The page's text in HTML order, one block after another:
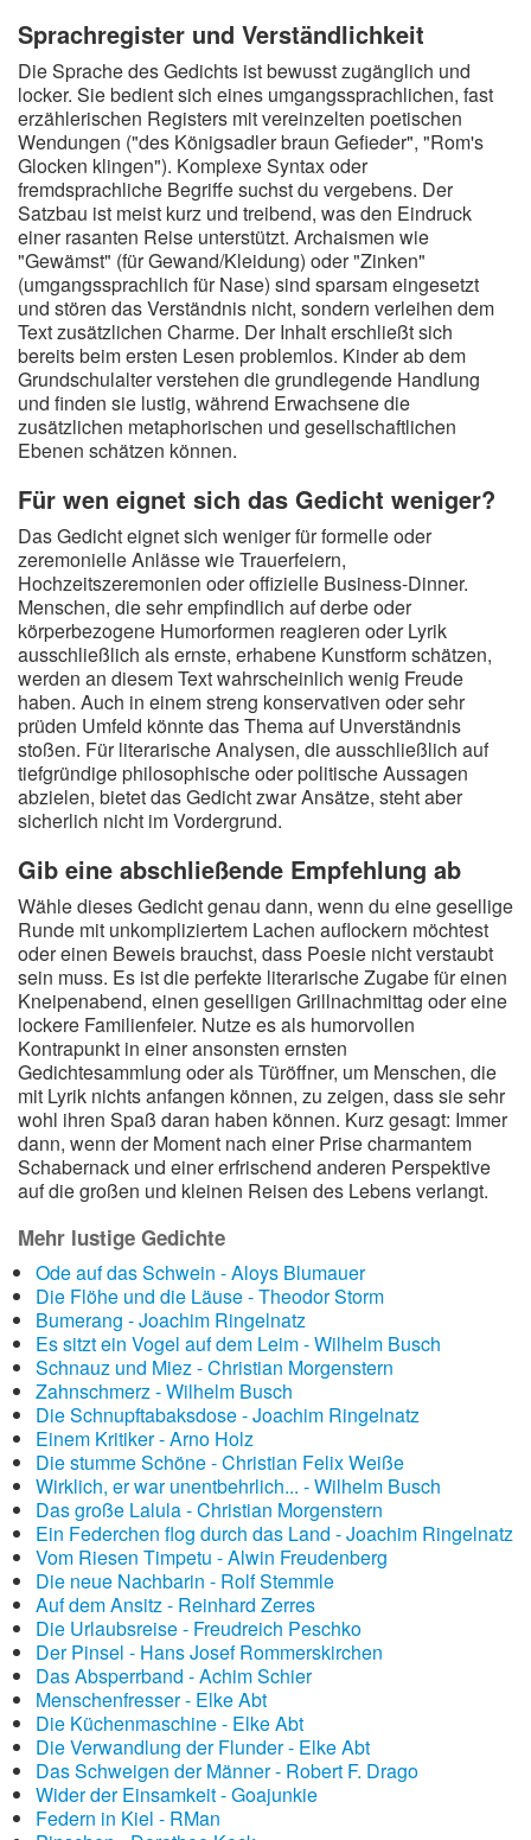
Sprachregister und Verständlichkeit
Die Sprache des Gedichts ist bewusst zugänglich und
locker. Sie bedient sich eines umgangssprachlichen, fast
erzählerischen Registers mit vereinzelten poetischen
Wendungen ("des Königsadler braun Gefieder", "Rom's
Glocken klingen"). Komplexe Syntax oder
fremdsprachliche Begriffe suchst du vergebens. Der
Satzbau ist meist kurz und treibend, was den Eindruck
einer rasanten Reise unterstützt. Archaismen wie
"Gewämst" (für Gewand/Kleidung) oder "Zinken"
(umgangssprachlich für Nase) sind sparsam eingesetzt
und stören das Verständnis nicht, sondern verleihen dem
Text zusätzlichen Charme. Der Inhalt erschließt sich
bereits beim ersten Lesen problemlos. Kinder ab dem
Grundschulalter verstehen die grundlegende Handlung
und finden sie lustig, während Erwachsene die
zusätzlichen metaphorischen und gesellschaftlichen
Ebenen schätzen können.
Für wen eignet sich das Gedicht weniger?
Das Gedicht eignet sich weniger für formelle oder
zeremonielle Anlässe wie Trauerfeiern,
Hochzeitszeremonien oder offizielle Business-Dinner.
Menschen, die sehr empfindlich auf derbe oder
körperbezogene Humorformen reagieren oder Lyrik
ausschließlich als ernste, erhabene Kunstform schätzen,
werden an diesem Text wahrscheinlich wenig Freude
haben. Auch in einem streng konservativen oder sehr
prüden Umfeld könnte das Thema auf Unverständnis
stoßen. Für literarische Analysen, die ausschließlich auf
tiefgründige philosophische oder politische Aussagen
abzielen, bietet das Gedicht zwar Ansätze, steht aber
sicherlich nicht im Vordergrund.
Gib eine abschließende Empfehlung ab
Wähle dieses Gedicht genau dann, wenn du eine gesellige
Runde mit unkompliziertem Lachen auflockern möchtest
oder einen Beweis brauchst, dass Poesie nicht verstaubt
sein muss. Es ist die perfekte literarische Zugabe für einen
Kneipenabend, einen geselligen Grillnachmittag oder eine
lockere Familienfeier. Nutze es als humorvollen
Kontrapunkt in einer ansonsten ernsten
Gedichtesammlung oder als Türöffner, um Menschen, die
mit Lyrik nichts anfangen können, zu zeigen, dass sie sehr
wohl ihren Spaß daran haben können. Kurz gesagt: Immer
dann, wenn der Moment nach einer Prise charmantem
Schabernack und einer erfrischend anderen Perspektive
auf die großen und kleinen Reisen des Lebens verlangt.
Mehr lustige Gedichte
Ode auf das Schwein - Aloys Blumauer
Die Flöhe und die Läuse - Theodor Storm
Bumerang - Joachim Ringelnatz
Es sitzt ein Vogel auf dem Leim - Wilhelm Busch
Schnauz und Miez - Christian Morgenstern
Zahnschmerz - Wilhelm Busch
Die Schnupftabaksdose - Joachim Ringelnatz
Einem Kritiker - Arno Holz
Die stumme Schöne - Christian Felix Weiße
Wirklich, er war unentbehrlich... - Wilhelm Busch
Das große Lalula - Christian Morgenstern
Ein Federchen flog durch das Land - Joachim Ringelnatz
Vom Riesen Timpetu - Alwin Freudenberg
Die neue Nachbarin - Rolf Stemmle
Auf dem Ansitz - Reinhard Zerres
Die Urlaubsreise - Freudreich Peschko
Der Pinsel - Hans Josef Rommerskirchen
Das Absperrband - Achim Schier
Menschenfresser - Elke Abt
Die Küchenmaschine - Elke Abt
Die Verwandlung der Flunder - Elke Abt
Das Schweigen der Männer - Robert F. Drago
Wider der Einsamkeit - Goajunkie
Federn in Kiel - RMan